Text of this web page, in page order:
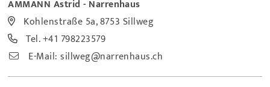
AMMANN Astrid - Narrenhaus
Kohlenstraße 5a, 8753 Sillweg
Tel.+41 798223579
E-Mail:sillweg@narrenhaus.ch